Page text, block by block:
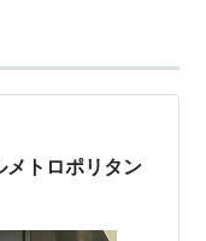
メトロポリタン